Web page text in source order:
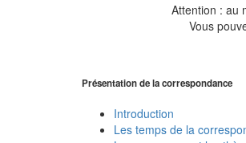
Attention : au
Vous
Présentation de la correspondance
Introduction
Les temps de la